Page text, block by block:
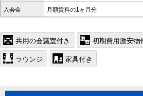
入会金 月額賃料の1ヶ月分
共用の会議室付き 初期費用激安物
ラウンジ 家具付き